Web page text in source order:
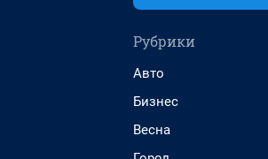
Рубрики
Авто
Бизнес
Весна